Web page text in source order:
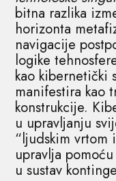
bitna razlika
horizonta
navigacije
logike
kao kibernetički
manifestira kao
konstrukcije.
u upravljanju
“ljudskim vrtom
upravlja
u sustav